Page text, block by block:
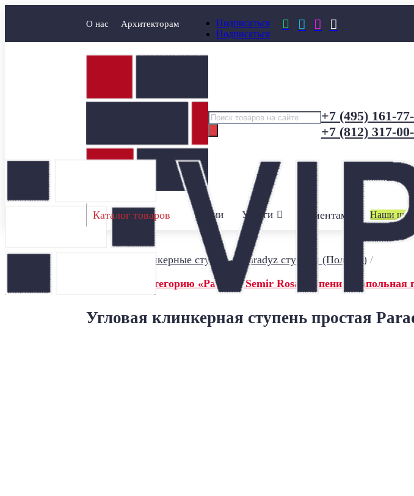
О нас Архитекторам
Подписаться
Подписаться
   
Поиск
товаров
+7 (495) 161-
+7 (812) 317-
Каталог товаров Акции Услуги Клиентам Наши
Клинкерные ступени/ Paradyz ступени (Польша)/
← Назад в категорию «Paradyz Semir Rosa ступени и напольная
Угловая клинкерная ступень простая